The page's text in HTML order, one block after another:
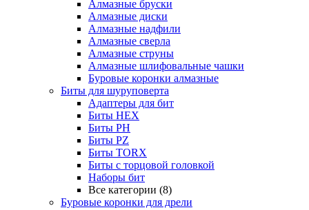
Алмазные бруски
Алмазные диски
Алмазные надфили
Алмазные сверла
Алмазные струны
Алмазные шлифовальные чашки
Буровые коронки алмазные
Биты для шуруповерта
Адаптеры для бит
Биты HEX
Биты PH
Биты PZ
Биты TORX
Биты с торцовой головкой
Наборы бит
Все категории (8)
Буровые коронки для дрели